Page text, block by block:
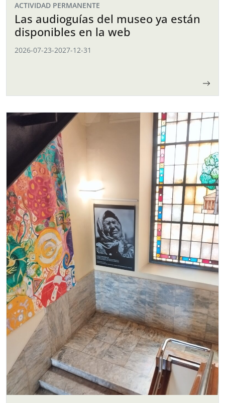
ACTIVIDAD PERMANENTE
Las audioguías del museo ya están
disponibles en la web
2026-07-23-2027-12-31